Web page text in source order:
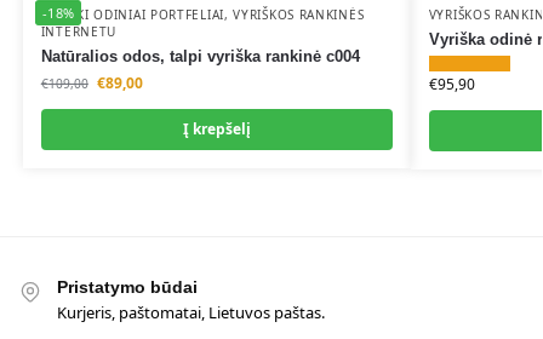
i
v
e
:
i
v
e
:
-18%
VYRIŠKI ODINIAI PORTFELIAI,VYRIŠKOS RANKINĖS
INTERNETU
Natūralios odos, talpi vyriška rankinė c004
€109,00 €89,00
Į krepšelį
VYRIŠKOS
Vyriška odinė
€95,90
Pristatymo būdai
Kurjeris, paštomatai, Lietuvos paštas.